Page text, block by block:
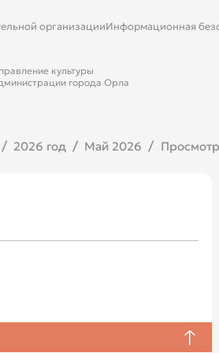
организацииИнформационная
культуры
города Орла
2026 год Май 2026